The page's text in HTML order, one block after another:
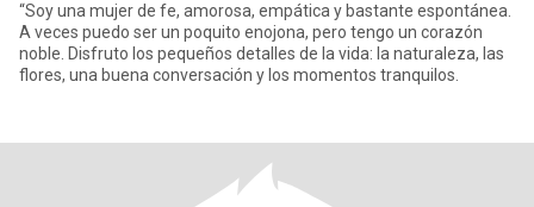
“Soy una mujer de fe, amorosa, empática y bastante espontánea.
A veces puedo ser un poquito enojona, pero tengo un corazón
noble. Disfruto los pequeños detalles de la vida: la naturaleza, las
flores, una buena conversación y los momentos tranquilos.